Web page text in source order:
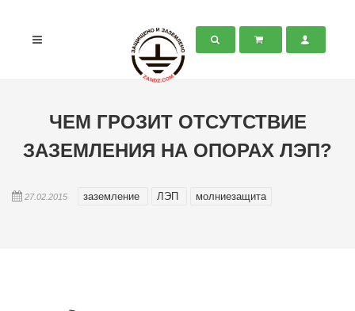
ЧЕМ ГРОЗИТ ОТСУТСТВИЕ
ЗАЗЕМЛЕНИЯ НА ОПОРАХ ЛЭП?
27.02.2015 заземление ЛЭП молниезащита